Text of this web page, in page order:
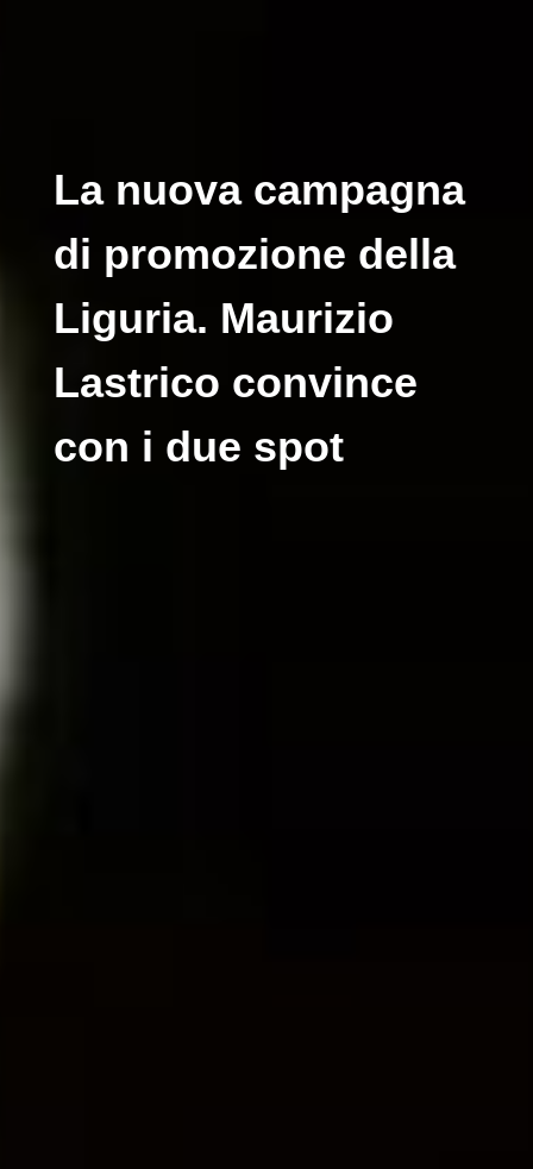
La nuova campagna
di promozione della
Liguria. Maurizio
Lastrico convince
con i due spot